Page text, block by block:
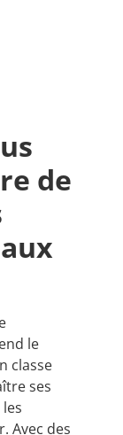
de
le
classe
ses
Avec des